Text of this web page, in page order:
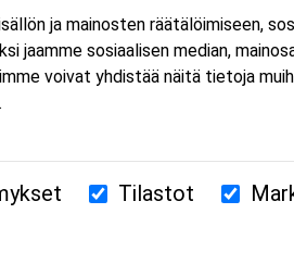
haluat ladata Teams-sovelluksen,
21 / 00380 Helsinki
ja mainosten räätälöimiseen,
jaamme sosiaalisen median,
voivat yhdistää näitä tietoja
Tilastot